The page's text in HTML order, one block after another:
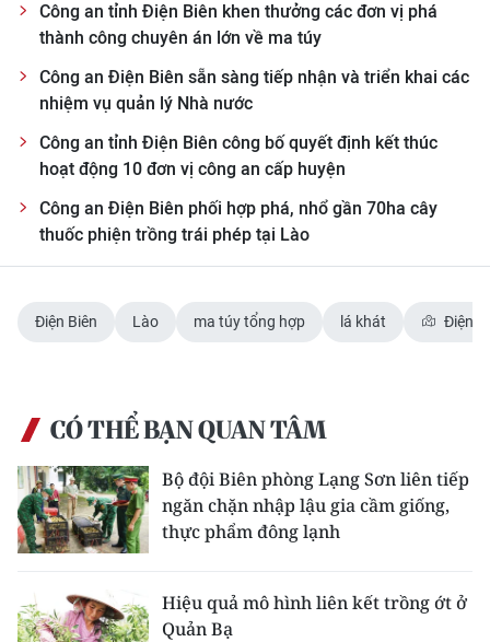
Công an tỉnh Điện Biên khen thưởng các đơn vị phá
thành công chuyên án lớn về ma túy
Công an Điện Biên sẵn sàng tiếp nhận và triển khai các
nhiệm vụ quản lý Nhà nước
Công an tỉnh Điện Biên công bố quyết định kết thúc
hoạt động 10 đơn vị công an cấp huyện
Công an Điện Biên phối hợp phá, nhổ gần 70ha cây
thuốc phiện trồng trái phép tại Lào
Điện Biên Lào ma túy tổng hợp lá khát Điện
CÓ THỂ BẠN QUAN TÂM
Bộ đội Biên phòng Lạng Sơn liên tiếp
ngăn chặn nhập lậu gia cầm giống,
thực phẩm đông lạnh
Hiệu quả mô hình liên kết trồng ớt ở
Quản Bạ